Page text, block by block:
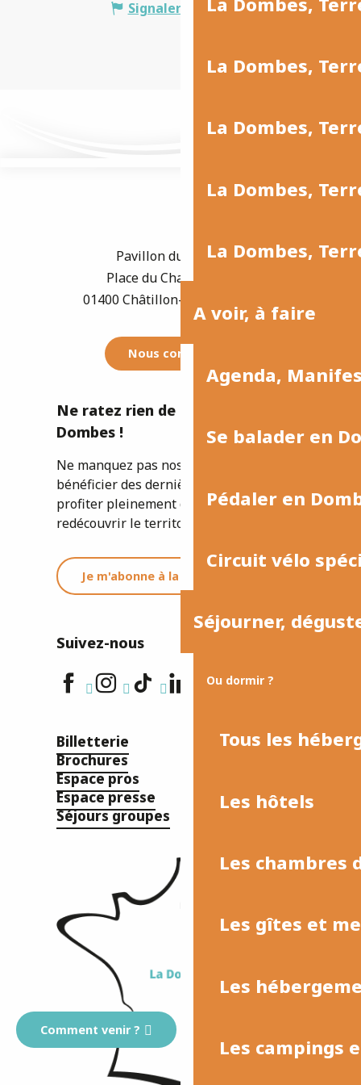
La Dombes,
La Dombes,
La Dombes,
La Dombes,
A voir, à faire
Agenda,
Se balader en
Pédaler en
Circuit vélo
Séjourner,
Ou dormir ?
Tous les
Les hôtels
Les chambres
Les gîtes et
Les
Les campings
Signaler une erreur
Pavillon du Tourisme
Place du Champ de Foire
01400 Châtillon-sur-Chalaronne
Nous contacter
Ne ratez rien de l'actualité de la
Dombes !
Ne manquez pas nos newsletters pour
bénéficier des dernières informations et
profiter pleinement de votre séjour ou
redécouvrir le territoire.
Je m'abonne à la newsletter
Suivez-nous
Billetterie
Brochures
Espace pros
Espace presse
Séjours groupes
Comment venir ?